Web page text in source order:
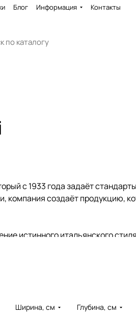
Блог Информация Контакты
с 1933 года задаёт
компания создаёт продукцию,
истинного итальянского
Ширина, см Глубина, см